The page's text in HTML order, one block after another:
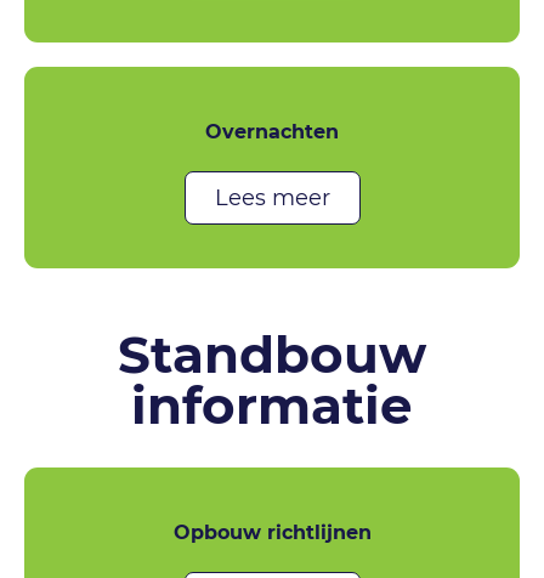
Overnachten
Lees meer
Standbouw
informatie
Opbouw richtlijnen